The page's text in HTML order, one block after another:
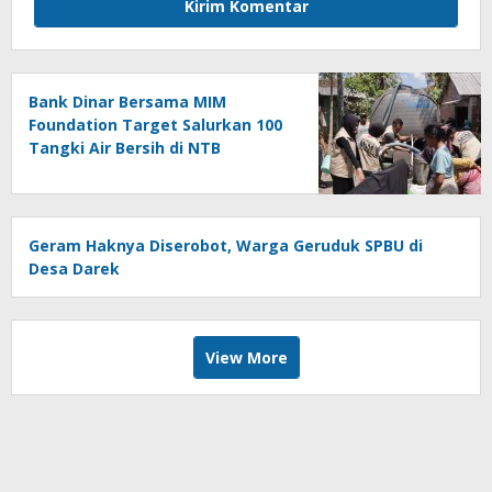
Bank Dinar Bersama MIM
Foundation Target Salurkan 100
Tangki Air Bersih di NTB
Geram Haknya Diserobot, Warga Geruduk SPBU di
Desa Darek
View More